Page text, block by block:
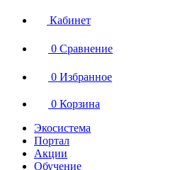
Кабинет
0 Сравнение
0 Избранное
0 Корзина
Экосистема
Портал
Акции
Обучение